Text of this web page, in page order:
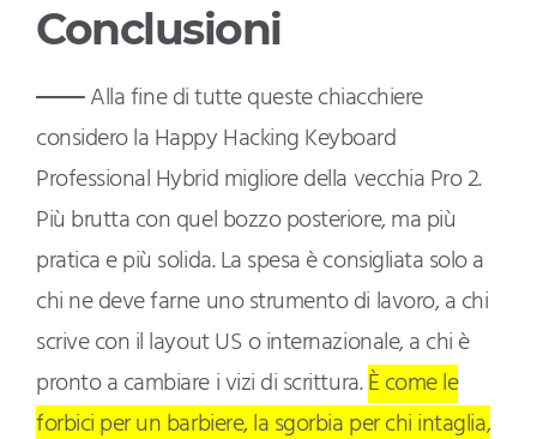
Conclusioni
Alla fine di tutte queste chiacchiere
considero la Happy Hacking Keyboard
Professional Hybrid migliore della vecchia Pro 2.
Più brutta con quel bozzo posteriore, ma più
pratica e più solida. La spesa è consigliata solo a
chi ne deve farne uno strumento di lavoro, a chi
scrive con il layout US o internazionale, a chi è
pronto a cambiare i vizi di scrittura.È come le
forbici per un barbiere, la sgorbia per chi intaglia,